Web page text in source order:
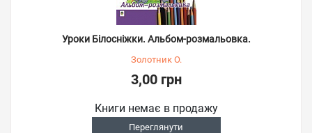
Уроки Білосніжки. Альбом-розмальовка.
Золотник О.
3,00 грн
Книги немає в продажу
Переглянути